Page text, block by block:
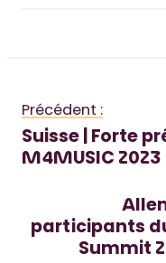
Précédent :
Suisse | Forte
M4MUSIC
participants
Summit